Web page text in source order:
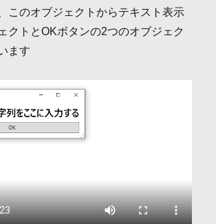
このオブジェクトからテキスト表示
クトとOKボタンの2つのオブジェク
ます